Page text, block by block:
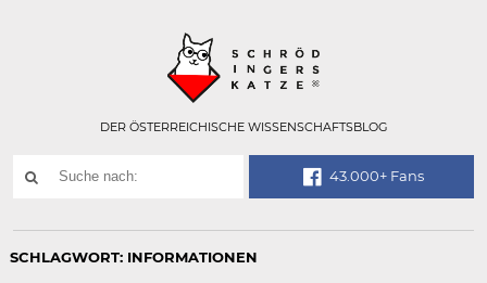
DER ÖSTERREICHISCHE WISSENSCHAFTSBLOG
SUCHE
43.000+ Fans
SCHLAGWORT: INFORMATIONEN